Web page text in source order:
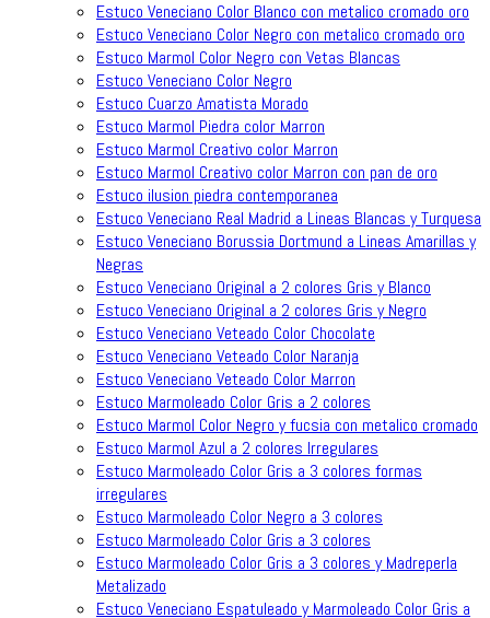
Estuco Veneciano Color Blanco con metalico cromado oro
Estuco Veneciano Color Negro con metalico cromado oro
Estuco Marmol Color Negro con Vetas Blancas
Estuco Veneciano Color Negro
Estuco Cuarzo Amatista Morado
Estuco Marmol Piedra color Marron
Estuco Marmol Creativo color Marron
Estuco Marmol Creativo color Marron con pan de oro
Estuco ilusion piedra contemporanea
Estuco Veneciano Real Madrid a Lineas Blancas y Turquesa
Estuco Veneciano Borussia Dortmund a Lineas Amarillas y
Negras
Estuco Veneciano Original a 2 colores Gris y Blanco
Estuco Veneciano Original a 2 colores Gris y Negro
Estuco Veneciano Veteado Color Chocolate
Estuco Veneciano Veteado Color Naranja
Estuco Veneciano Veteado Color Marron
Estuco Marmoleado Color Gris a 2 colores
Estuco Marmol Color Negro y fucsia con metalico cromado
Estuco Marmol Azul a 2 colores Irregulares
Estuco Marmoleado Color Gris a 3 colores formas
irregulares
Estuco Marmoleado Color Negro a 3 colores
Estuco Marmoleado Color Gris a 3 colores
Estuco Marmoleado Color Gris a 3 colores y Madreperla
Metalizado
Estuco Veneciano Espatuleado y Marmoleado Color Gris a